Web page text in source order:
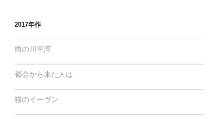
2017年作
雨の川平湾
都会から来た人は
猫のイーヴン